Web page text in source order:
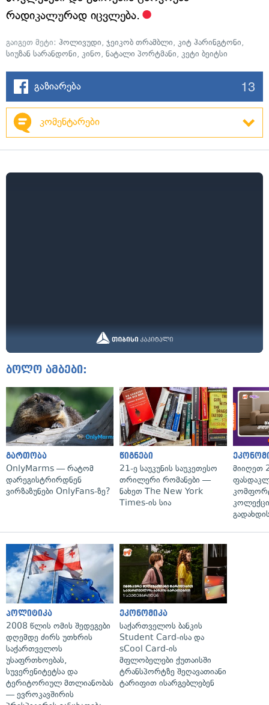
რადიკალურად იცვლება.
გაიგეთ მეტი: ჰოლივუდი, ჯეიკობ თრამბლი, კიტ ჰარინგტონი,
სიუზან სარანდონი, კინო, ნატალი პორტმანი, კეტი ბეიტსი
გაზიარება 13
კომენტარები
ბოლო ამბები:
გართობა
OnlyMarms — რატომ
დარეგისტრირდნენ
ვირზაზუნები OnlyFans-ზე?
წიგნები
21-ე საუკუნის საუკეთესო
თრილერი რომანები —
ნახეთ The New York
Times-ის სია
მიიღეთ
პოლიტიკა
2008 წლის ომის შედეგები
დღემდე ძირს უთხრის
საქართველოს
უსაფრთხოებას,
სუვერენიტეტსა და
ტერიტორიულ მთლიანობას
— ევროკავშირის
ეკონომიკა
საქართველოს ბანკის
Student Card-ისა და
sCool Card-ის
მფლობელები ქუთაისში
ტრანსპორტზე შეღავათიანი
ტარიფით ისარგებლებენ